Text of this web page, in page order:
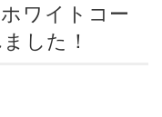
ワイトコー
した！